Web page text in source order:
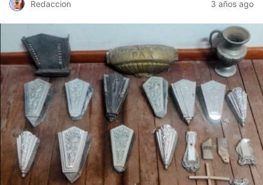
Redaccion 3 años ago